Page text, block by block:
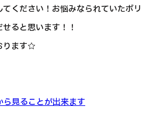
ください！お悩みなられていたボリ
ると思います！！
ります☆
見ることが出来ます